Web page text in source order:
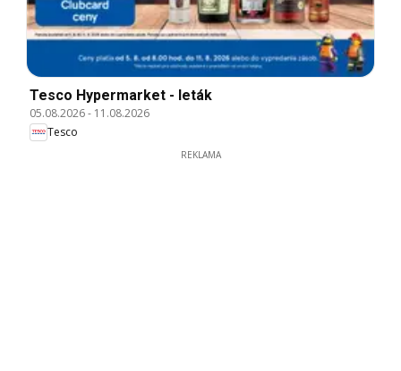
Tesco Hypermarket - leták
05.08.2026- 11.08.2026
Tesco
REKLAMA